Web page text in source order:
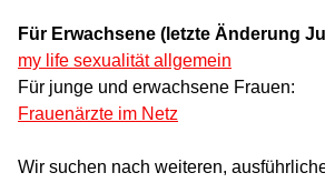
Für Erwachsene (letzte Änderung
my life sexualität allgemein
Für junge und erwachsene Frauen:
Frauenärzte im Netz
Wir suchen nach weiteren,